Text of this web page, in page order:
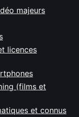
majeurs
licences
(films et
et connus